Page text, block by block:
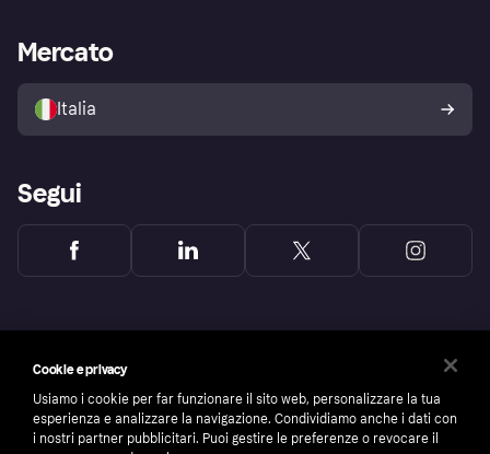
Esplora i negozi
Politica di protezione
dell'acquirente Klarna
Accesso aziende
Mercato
Italia
Segui
Cookie e privacy
Usiamo i cookie per far funzionare il sito web, personalizzare la tua
esperienza e analizzare la navigazione. Condividiamo anche i dati con
i nostri partner pubblicitari. Puoi gestire le preferenze o revocare il